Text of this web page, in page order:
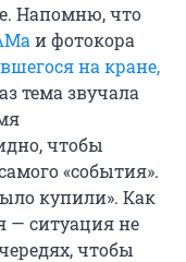
Напомню, что
и фотокора
на кране,
тема звучала
чтобы
«события».
купили». Как
— ситуация не
чтобы